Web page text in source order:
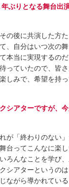
ぶりとなる舞台出
の後に共演した方
、自分はいつ次の
本当に実現するの
っていたので、皆
しみで、希望を持
シアターですが、
が「終わりのない」
台ってこんなに楽
ろんなことを学び
シアターというの
ながら導かれてい